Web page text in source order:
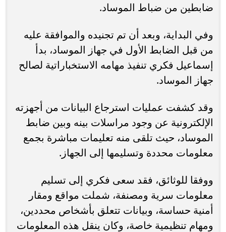
ضابطين من ضباط الموساد.
وفي البداية، وبعد أن تم تجنيده والموافقة عليه
من قبل الضابط الأول في جهاز الموساد، بدأ
إسماعيل فكري تنفيذ مهامه الاستخباراتية لصالح
جهاز الموساد.
وقد كشفت عمليات استرجاع البيانات من أجهزته
الإلكترونية عن وجود مراسلات بينه وبين ضابط
الموساد، حيث تلقى منه تعليمات مباشرة بجمع
معلومات محددة وتسليمها إلى الجهاز.
ووفقا للوثائق، فقد سعى فكري إلى تسليم
معلومات سرية ومصنفة، شملت مواقع ومقار
أمنية حساسة، وبيانات تتعلق بأشخاص محددين،
ومهام تنظيمية خاصة، وكان ينقل هذه المعلومات